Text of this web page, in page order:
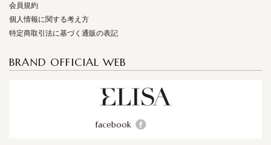
会員規約
個人情報に関する考え方
特定商取引法に基づく通販の表記
BRAND OFFICIAL WEB
facebook